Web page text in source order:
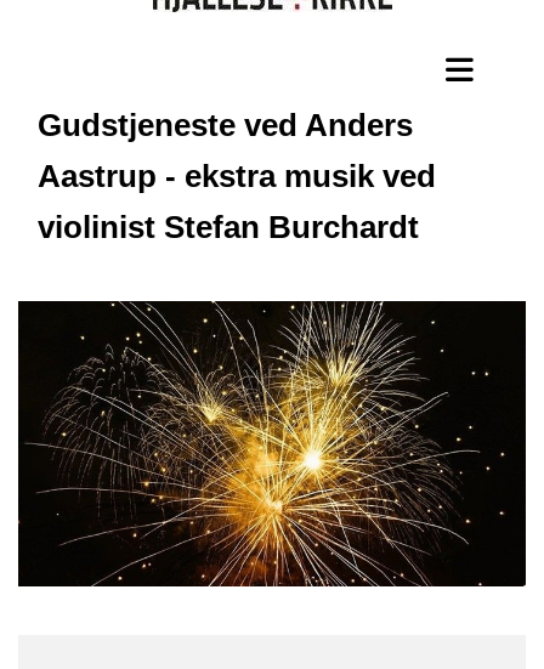
Gudstjeneste ved Anders
Aastrup - ekstra musik ved
violinist Stefan Burchardt